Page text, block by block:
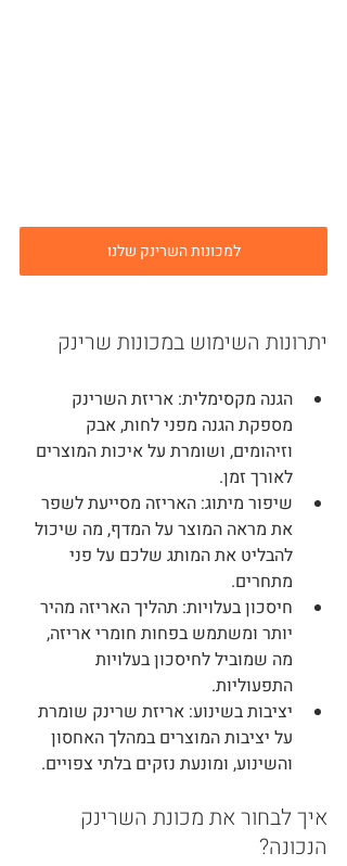
למכונות השרינק שלנו
יתרונות השימוש במכונות שרינק
הגנה מקסימלית: אריזת השרינק
מספקת הגנה מפני לחות, אבק
וזיהומים, ושומרת על איכות המוצרים
לאורך זמן.
שיפור מיתוג: האריזה מסייעת לשפר
את מראה המוצר על המדף, מה שיכול
להבליט את המותג שלכם על פני
מתחרים.
חיסכון בעלויות: תהליך האריזה מהיר
יותר ומשתמש בפחות חומרי אריזה,
מה שמוביל לחיסכון בעלויות
התפעוליות.
יציבות בשינוע: אריזת שרינק שומרת
על יציבות המוצרים במהלך האחסון
והשינוע, ומונעת נזקים בלתי צפויים.
איך לבחור את מכונת השרינק
הנכונה?